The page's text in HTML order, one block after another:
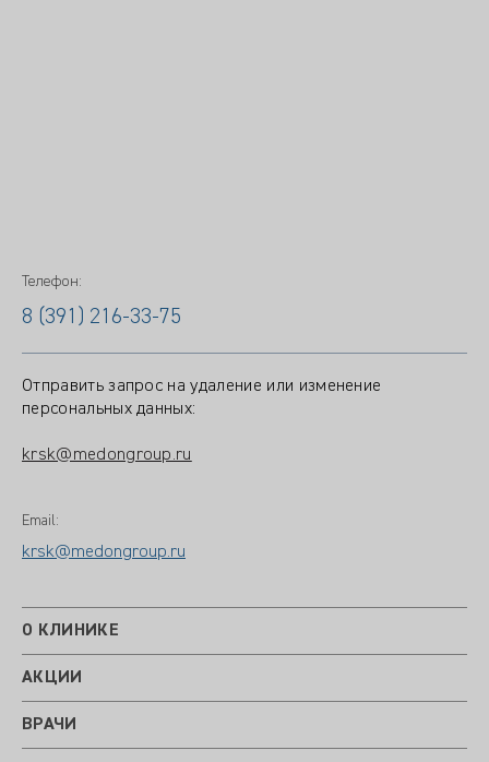
Телефон:
8 (391) 216-33-75
Отправить запрос на удаление или изменение
персональных данных:
krsk@medongroup.ru
Email:
krsk@medongroup.ru
О КЛИНИКЕ
АКЦИИ
ВРАЧИ